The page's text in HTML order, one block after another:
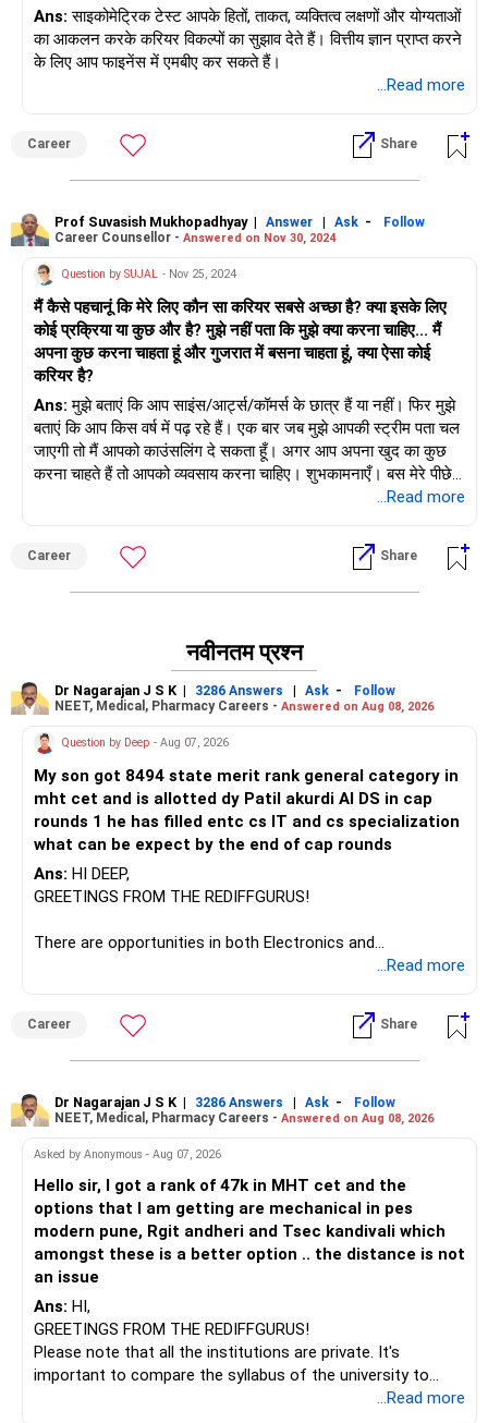
Ans: साइकोमेट्रिक टेस्ट आपके हितों, ताकत, व्यक्तित्व लक्षणों और योग्यताओं
का आकलन करके करियर विकल्पों का सुझाव देते हैं। वित्तीय ज्ञान प्राप्त करने
के लिए आप फाइनेंस में एमबीए कर सकते हैं।
...Read more
Career Share
Prof Suvasish Mukhopadhyay| Answer | Ask -
Follow
Career Counsellor - Answered on Nov 30, 2024
Question by SUJAL - Nov 25, 2024
मैं कैसे पहचानूं कि मेरे लिए कौन सा करियर सबसे अच्छा है? क्या इसके लिए
कोई प्रक्रिया या कुछ और है? मुझे नहीं पता कि मुझे क्या करना चाहिए... मैं
अपना कुछ करना चाहता हूं और गुजरात में बसना चाहता हूं, क्या ऐसा कोई
करियर है?
Ans: मुझे बताएं कि आप साइंस/आर्ट्स/कॉमर्स के छात्र हैं या नहीं। फिर मुझे
बताएं कि आप किस वर्ष में पढ़ रहे हैं। एक बार जब मुझे आपकी स्ट्रीम पता चल
जाएगी तो मैं आपको काउंसलिंग दे सकता हूँ। अगर आप अपना खुद का कुछ
करना चाहते हैं तो आपको व्यवसाय करना चाहिए। शुभकामनाएँ। बस मेरे पीछे
...Read more
Career Share
नवीनतम प्रश्न
Dr Nagarajan J S K | 3286 Answers | Ask -
Follow
NEET, Medical, Pharmacy Careers - Answered on Aug 08, 2026
Question by Deep - Aug 07, 2026
My son got 8494 state merit rank general category in
mht cet and is allotted dy Patil akurdi AI DS in cap
rounds 1 he has filled entc cs IT and cs specialization
what can be expect by the end of cap rounds
Ans: HI DEEP,
GREETINGS FROM THE REDIFFGURUS!
There are opportunities in both Electronics and
Telecommunications (EnTC) and Information Technology
than IT. The choice is yours. Given that the field is
constantly evolving, you must be ready to accept various
challenges after graduation. Additionally, consider pursuing
to enhance your job prospects.
BEST WISHES.
...Read more
Career Share
Dr Nagarajan J S K | 3286 Answers | Ask -
Follow
NEET, Medical, Pharmacy Careers - Answered on Aug 08, 2026
Asked by Anonymous - Aug 07, 2026
Hello sir, I got a rank of 47k in MHT cet and the
options that I am getting are mechanical in pes
modern pune, Rgit andheri and Tsec kandivali which
amongst these is a better option .. the distance is not
an issue
Ans: HI,
GREETINGS FROM THE REDIFFGURUS!
Please note that all the institutions are private. It's
important to compare the syllabus of the university to
which the institution is affiliated. Typically, the university's
...Read more